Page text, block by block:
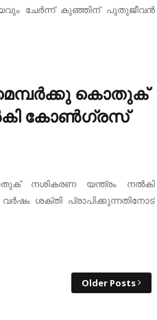
ചേർന്ന് കുഞ്ഞിന് പുതുജീവൻ
കൊതുക്
കോൺഗ്രസ്‌
നശികരണ യന്ത്രം നൽകി
ശക്തി പ്രാപിക്കുന്നതിനോട്
Older Posts